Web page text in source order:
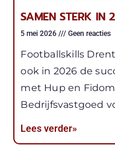
SAMEN STERK IN
5 mei 2026 Geen reacties
Footballskills
ook in 2026 de
met Hup en
Bedrijfsvastgoed
Lees verder»